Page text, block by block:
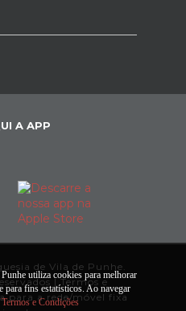
A APP
de Vila de Punhe.
|Termos e
para a rede/móvel fixa
utiliza cookies para melhorar
para fins estatísticos. Ao navegar
Termos e Condições